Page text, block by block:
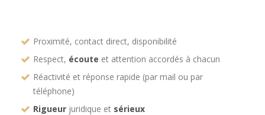
Proximité, contact direct, disponibilité
Respect, écoute et attention accordés à chacun
Réactivité et réponse rapide (par mail ou par
téléphone)
Rigueur juridique et sérieux